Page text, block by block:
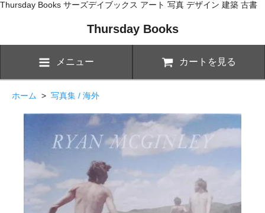
Thursday Books サーズデイブックス アート 写真 デザイン 建築 古書
Thursday Books
メニュー カートを見る
ホーム > 写真集 / 海外